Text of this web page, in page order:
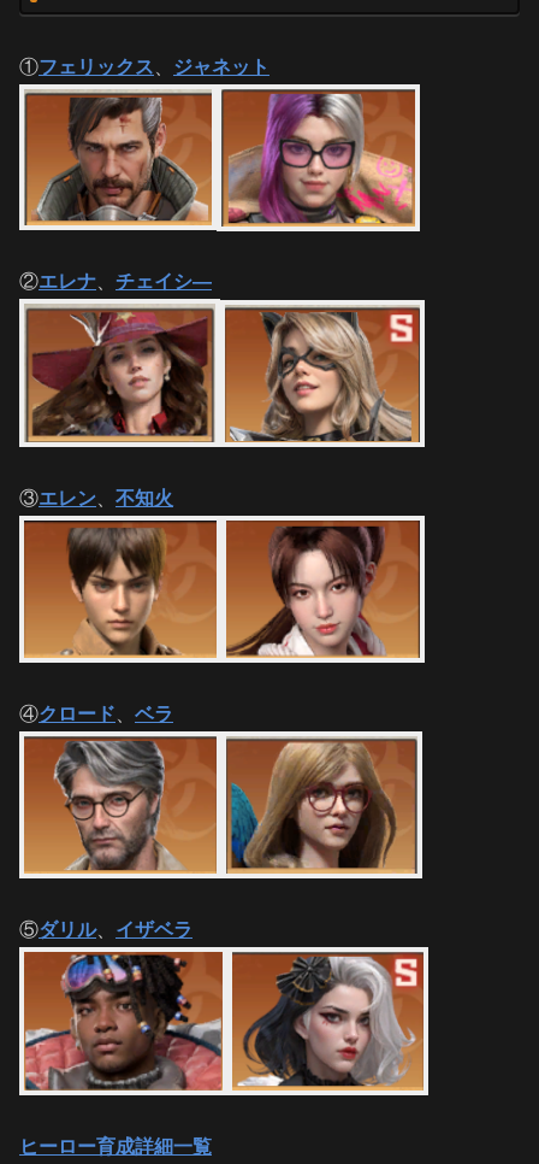
①フェリックス ジャネット
②エレナ チェイシ―
③エレン 不知火
④クロード ベラ
⑤ダリル、 イザベラ
ヒーロー育成詳細一覧